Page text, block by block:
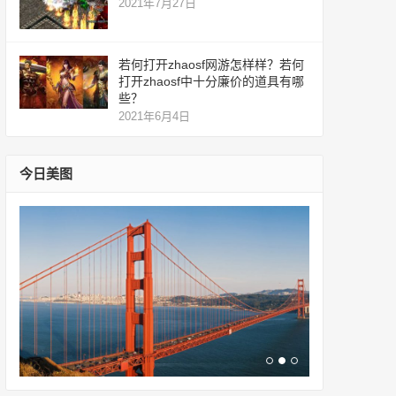
2021年7月27日
若何打开zhaosf网游怎样样？若何
打开zhaosf中十分廉价的道具有哪
些？
2021年6月4日
今日美图